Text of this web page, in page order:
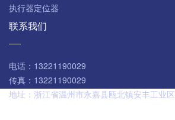
执行器定位器
联系我们
电话： 13221190029
传真： 13221190029
地址： 浙江省温州市永嘉县瓯北镇安丰工业区